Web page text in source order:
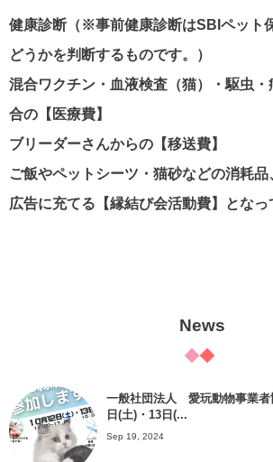
健康診断（※事前健康診断はSBIペット
どうかを判断するものです。）
混合ワクチン・血液検査（猫）・駆虫
合の【医療費】
ブリーダーさんからの【移送費】
ご飯やペットシーツ・猫砂などの消耗
広告に充てる【縁結び会活動費】となっ
News
一般社団法人 愛玩動物事業
日(土)・13日(...
Sep 19, 2024